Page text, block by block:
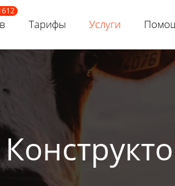
Тарифы Услуги